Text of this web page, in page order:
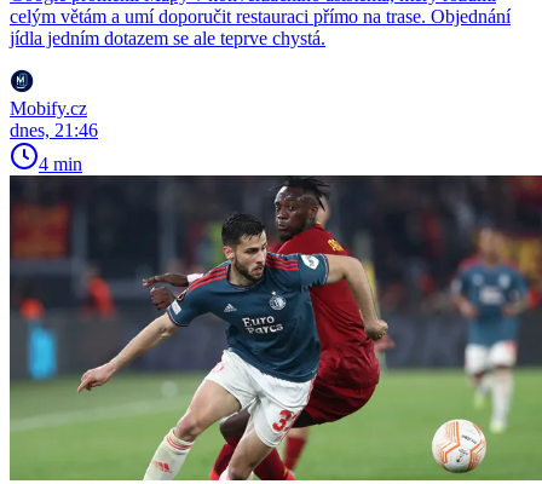
celým větám a umí doporučit restauraci přímo na trase. Objednání
jídla jedním dotazem se ale teprve chystá.
Mobify.cz
dnes, 21:46
4 min